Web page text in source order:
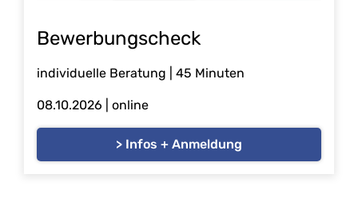
Bewerbungscheck
individuelle Beratung | 45 Minuten
08.10.2026 | online
> Infos + Anmeldung